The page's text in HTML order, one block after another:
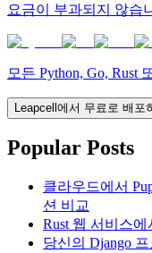
요금이 부과되지 않습
모든 Python, Go, Rust
Leapcell에서 무료로 배포
Popular Posts
클라우드에서
션 비교
Rust 웹 서비스
당신의 Django